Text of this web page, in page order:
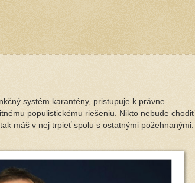
systém karantény, pristupuje k právne
populistickému riešeniu. Nikto nebude chodiť
máš v nej trpieť spolu s ostatnými požehnanými.